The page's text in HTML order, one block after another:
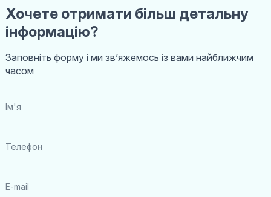
Хочете отримати більш детальну
інформацію?
Заповніть форму і ми звʼяжемось із вами найближчим
часом